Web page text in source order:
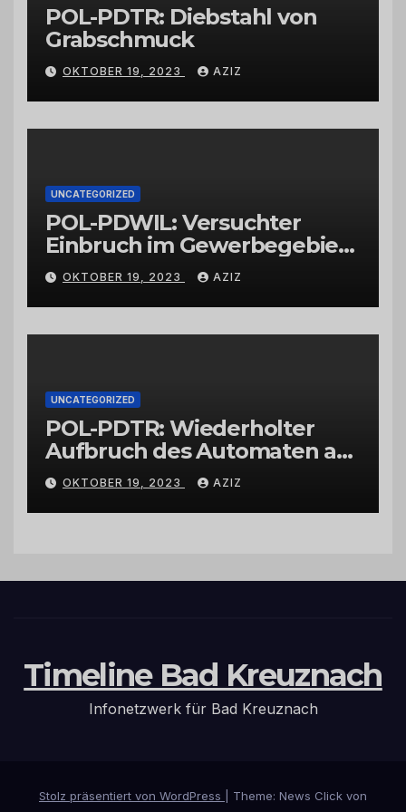
POL-PDTR: Diebstahl von
Grabschmuck
OKTOBER 19, 2023 AZIZ
UNCATEGORIZED
POL-PDWIL: Versuchter
Einbruch im Gewerbegebiet
Wittlich
OKTOBER 19, 2023 AZIZ
UNCATEGORIZED
POL-PDTR: Wiederholter
Aufbruch des Automaten am
Wohnmobilstellplatz in
Hermeskeil am Labachweg
OKTOBER 19, 2023 AZIZ
Timeline Bad Kreuznach
Infonetzwerk für Bad Kreuznach
Stolz präsentiert von WordPress
Theme: News Click von